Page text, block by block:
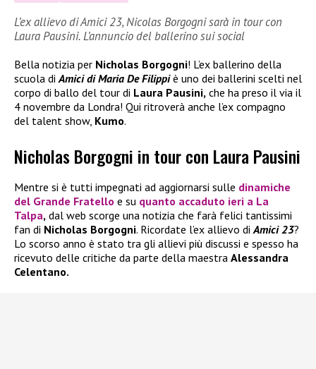
L’ex allievo di Amici 23, Nicolas Borgogni sarà in tour con
Laura Pausini. L’annuncio del ballerino sui social
Bella notizia per Nicholas Borgogni! L’ex ballerino della
scuola di Amici di Maria De Filippiè uno dei ballerini scelti nel
corpo di ballo del tour di Laura Pausini, che ha preso il via il
4 novembre da Londra! Qui ritroverà anche l’ex compagno
del talent show, Kumo.
Nicholas Borgogni in tour con Laura Pausini
Mentre si è tutti impegnati ad aggiornarsi sulle dinamiche
del Grande Fratello e su quanto accaduto ieri a La
Talpa, dal web scorge una notizia che farà felici tantissimi
fan di Nicholas Borgogni. Ricordate l’ex allievo diAmici 23?
Lo scorso anno è stato tra gli allievi più discussi e spesso ha
ricevuto delle critiche da parte della maestra Alessandra
Celentano.